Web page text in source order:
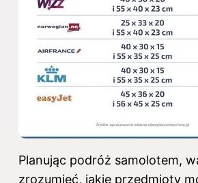
Planując podróż samolotem,
zrozumieć, jakie przedmioty